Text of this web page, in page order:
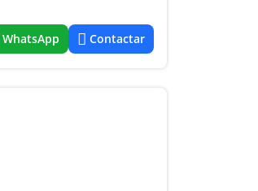
WhatsApp Contactar